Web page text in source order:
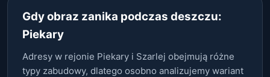
Gdy obraz zanika podczas deszczu:
Piekary
Adresy w rejonie Piekary i Szarlej obejmują różne
typy zabudowy, dlatego osobno analizujemy wariant